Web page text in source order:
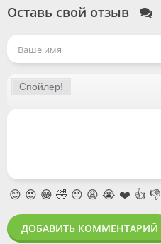
Оставь свой отзыв
😊 😍 😁 🤣 😐 😩 😭 ❤️ 👍 👎
ДОБАВИТЬ КОММЕНТАРИЙ